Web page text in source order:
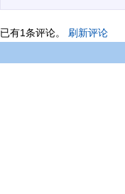
已有1条评论。 刷新评论